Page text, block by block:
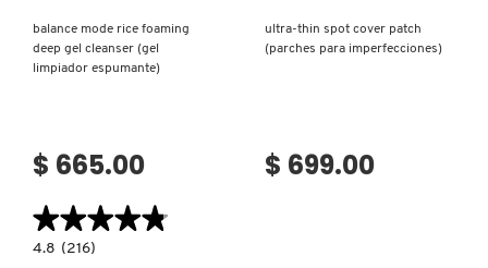
balance mode rice foaming
deep gel cleanser (gel
limpiador espumante)
$ 665.00
★★★★★
★★★★★
4.8
4.8 (216)
ultra-thin spot cover patch
(parches para imperfecciones)
$ 699.00